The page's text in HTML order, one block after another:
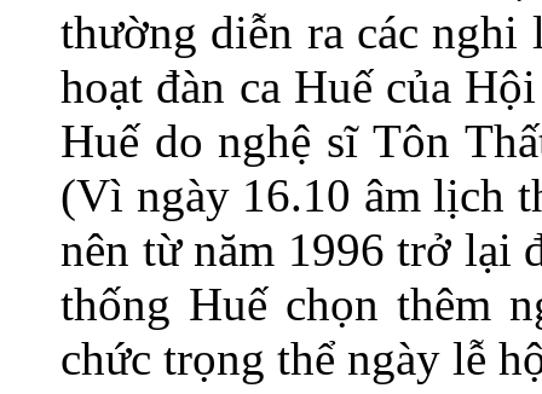
thường diễn ra các nghi
hoạt đàn ca Huế của
Huế do nghệ sĩ Tôn
(Vì ngày 16.10 âm lịch
nên từ năm 1996 trở lại
thống Huế chọn thêm
chức trọng thể ngày lễ